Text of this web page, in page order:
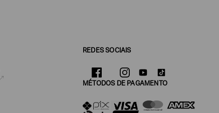
REDES SOCIAIS
MÉTODOS DE PAGAMENTO